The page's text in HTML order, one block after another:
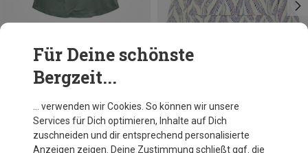
Du sparst 36%
Für Deine schönste
Bergzeit...
… verwenden wir Cookies. So können wir unsere
Services für Dich optimieren, Inhalte auf Dich
zuschneiden und dir entsprechend personalisierte
Anzeigen zeigen. Deine Zustimmung schließt ggf. die